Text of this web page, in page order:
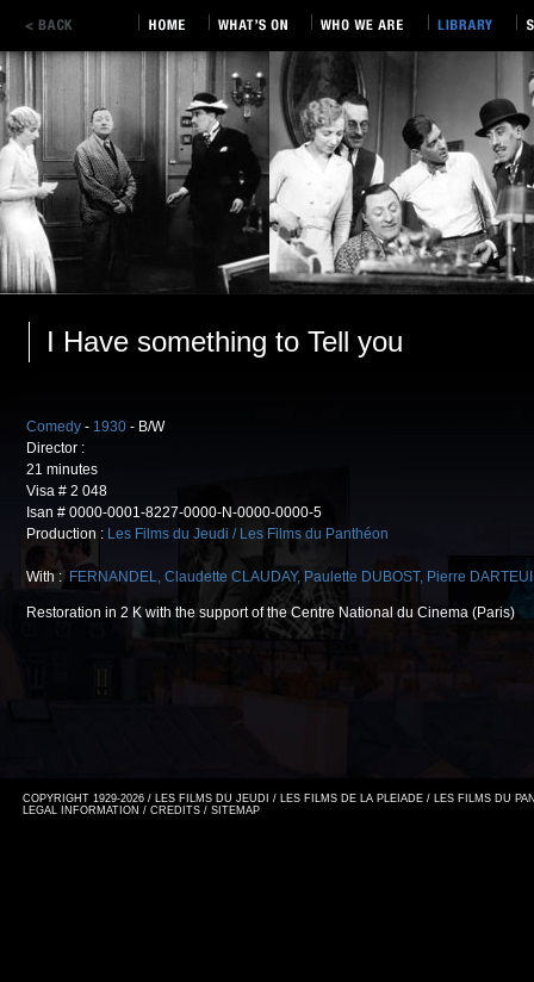
I Have something to Tell you
Comedy - 1930 - B/W
Director :
21 minutes
Visa # 2 048
Isan # 0000-0001-8227-0000-N-0000-0000-5
Production : Les Films du Jeudi / Les Films du Panthéon
With : FERNANDEL, Claudette CLAUDAY, Paulette DUBOST, Pierre
Restoration in 2 K with the support of the Centre National du Cinema (Paris)
COPYRIGHT 1929-2026 / LES FILMS DU JEUDI / LES FILMS DE LA PLEIADE / LES FILMS DU
LEGAL INFORMATION / CREDITS / SITEMAP